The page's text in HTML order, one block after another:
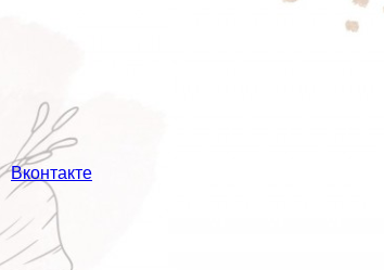
Вконтакте